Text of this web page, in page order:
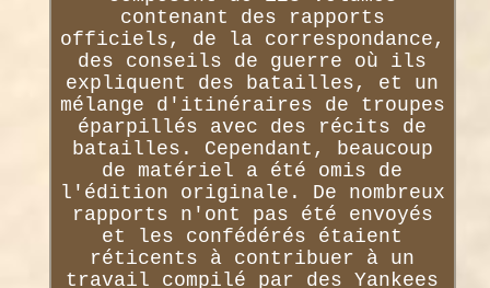
contenant des rapports
officiels, de la correspondance,
des conseils de guerre où ils
expliquent des batailles, et un
mélange d'itinéraires de troupes
éparpillés avec des récits de
batailles. Cependant, beaucoup
de matériel a été omis de
l'édition originale. De nombreux
rapports n'ont pas été envoyés
et les confédérés étaient
réticents à contribuer à un
travail compilé par des Yankees